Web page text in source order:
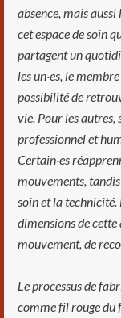
absence, mais aussi
cet espace de soin
partagent un
les un·es, le
possibilité de
vie. Pour les autres,
professionnel et
Certain·es
mouvements, tandis
soin et la technicité.
dimensions de
mouvement, de
Le processus de
comme fil rouge du